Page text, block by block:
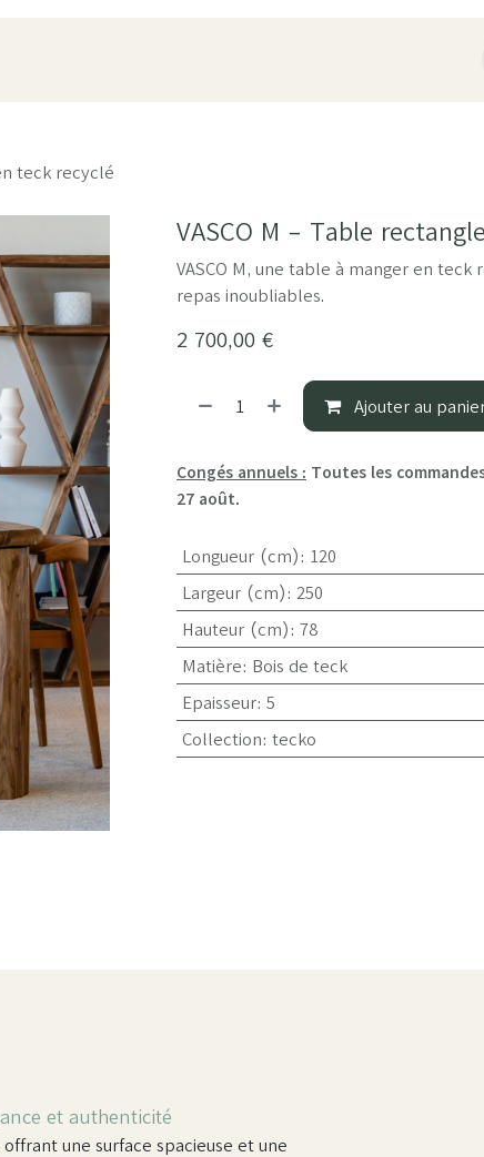
teck recyclé
VASCO M - Table
VASCO M, une table à manger en teck
repas inoubliables.
2 700,00 €
Ajouter au
Congés annuels : Toutes les
27 août.
Longueur (cm): 120
Largeur (cm): 250
Hauteur (cm): 78
Matière: Bois de teck
Epaisseur: 5
Collection: tecko
et authenticité
une surface spacieuse et une